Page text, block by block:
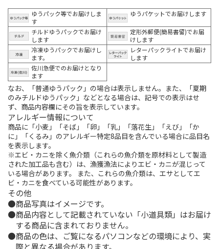
ゆうパック等でお届けしま
す
ゆうパケットでお届けします
チルドゆうパックでお届け
します
定形外郵便(簡易書留)でお届
けします
冷凍ゆうパックでお届けし
ます。
レターパックライトでお届け
します
佐川急便でのお届けとなり
ます
なお、「普通ゆうパック」の場合は表示しません。また、「夏期
のみチルドゆうパック」などとなる場合は、記号での表示はせ
ず、商品内容欄にその旨を表示しています。
アレルギー情報について
商品に「小麦」「そば」「卵」「乳」「落花生」「えび」「か
に」「くるみ」のアレルギー特定8品目を含んでいる場合に品目名
を表示します。
※エビ・カニを除く魚介類（これらの魚介類を原材料として製造
された加工品も含む）は、漁獲漁法によりエビ・カニが混じって
いる場合があります。 また、これらの魚介類は、エサとしてエ
ビ・カニを食べている可能性があります。
その他
商品写真はイメージです。
商品内容として記載されていない「小道具類」はお届け
する商品に含まれておりません。
商品の色は、ご覧になるパソコンなどの環境により、実
際と異なる場合があります。